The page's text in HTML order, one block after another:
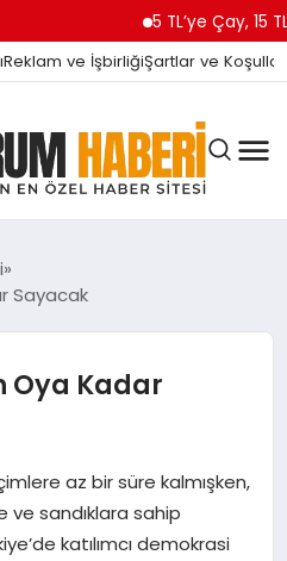
5 TL’ye Çay, 15 TL’ye
Reklam ve İşbirliğiŞartlar ve Koşullar
Sayacak
Oya Kadar
az bir süre kalmışken,
ve sandıklara sahip
katılımcı demokrasi